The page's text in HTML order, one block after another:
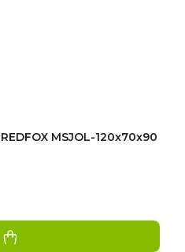
MSJOL-120x70x90